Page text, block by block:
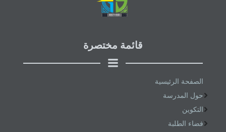
قائمة مختصرة
الصفحة الرئيسية
حول المدرسة
التكوين
فضاء الطلبة